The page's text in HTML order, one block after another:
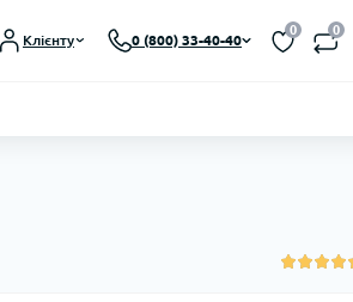
Клієнту 0 (800) 33-40-40
0 0